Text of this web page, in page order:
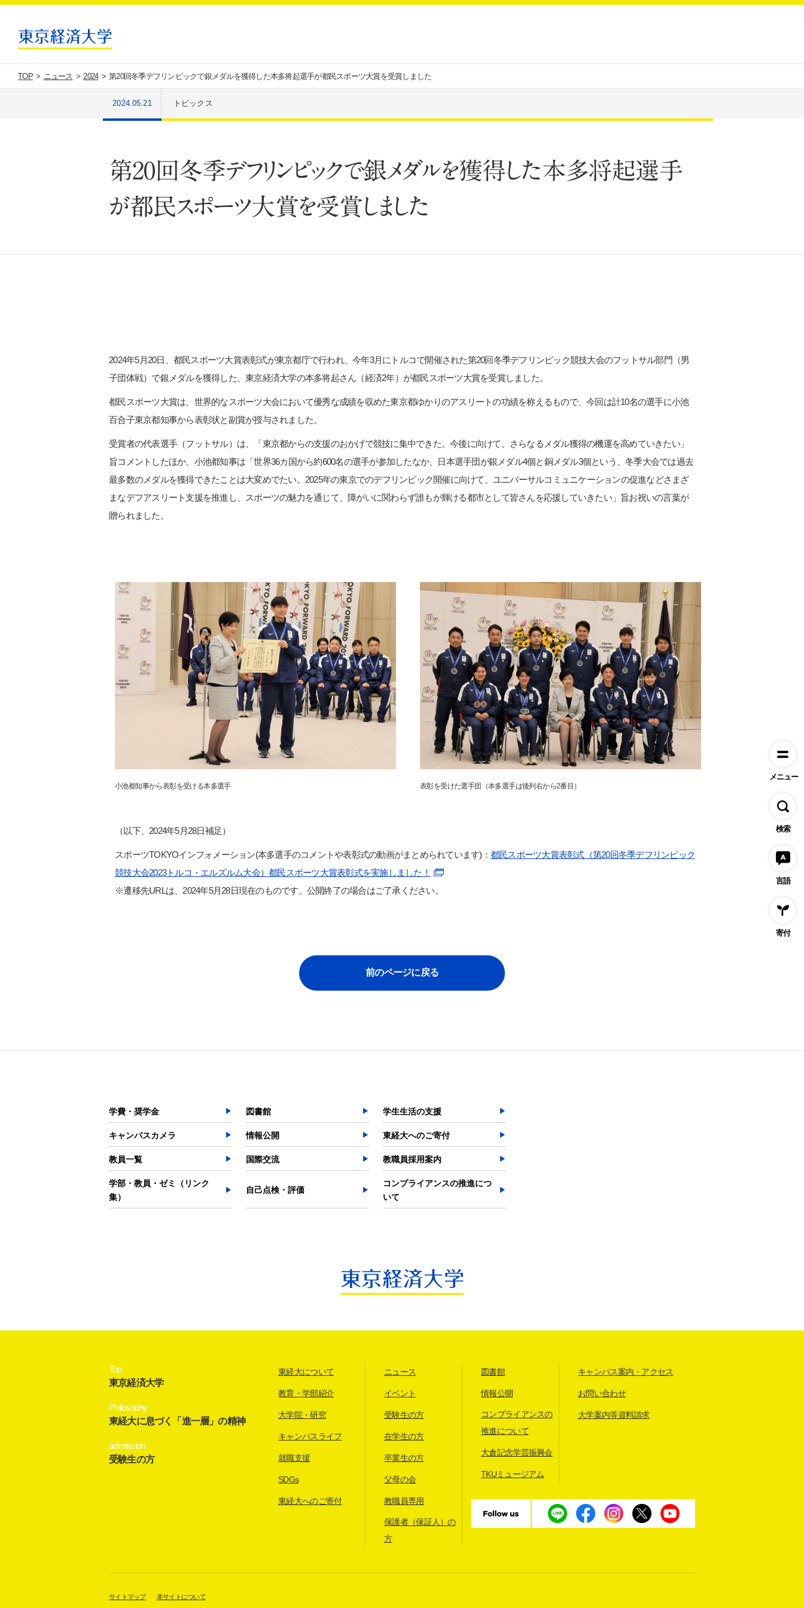
メニュー
検索
言語
寄付
サイト内検索
よく検索されるページ
学部入試情報
TOP ニュース 2024 第20回冬季デフリンピックで銀メダルを獲得した本多将起選手が都民スポーツ大賞を受賞しました
2024.05.21 トピックス
第20回冬季デフリンピックで銀メダルを獲得した本多将起選手
が都民スポーツ大賞を受賞しました
2024年5月20日、都民スポーツ大賞表彰式が東京都庁で行われ、今年3月にトルコで開催された第20回冬季デフリンピック競技大会のフットサル部門（男
子団体戦）で銀メダルを獲得した、東京経済大学の本多将起さん（経済2年）が都民スポーツ大賞を受賞しました。
都民スポーツ大賞は、世界的なスポーツ大会において優秀な成績を収めた東京都ゆかりのアスリートの功績を称えるもので、今回は計10名の選手に小池
百合子東京都知事から表彰状と副賞が授与されました。
受賞者の代表選手（フットサル）は、「東京都からの支援のおかげで競技に集中できた。今後に向けて、さらなるメダル獲得の機運を高めていきたい」
旨コメントしたほか、小池都知事は「世界36カ国から約600名の選手が参加したなか、日本選手団が銀メダル4個と銅メダル3個という、冬季大会では過去
最多数のメダルを獲得できたことは大変めでたい。2025年の東京でのデフリンピック開催に向けて、ユニバーサルコミュニケーションの促進などさまざ
まなデフアスリート支援を推進し、スポーツの魅力を通じて、障がいに関わらず誰もが輝ける都市として皆さんを応援していきたい」旨お祝いの言葉が
贈られました。
小池都知事から表彰を受ける本多選手 表彰を受けた選手団（本多選手は後列右から2番目）
（以下、2024年5月28日補足）
スポーツTOKYOインフォメーション(本多選手のコメントや表彰式の動画がまとめられています)： 都民スポーツ大賞表彰式（第20回冬季デフリンピック
競技大会2023トルコ・エルズルム大会）都民スポーツ大賞表彰式を実施しました！
※遷移先URLは、2024年5月28日現在のものです。公開終了の場合はご了承ください。
前のページに戻る
学費・奨学金 図書館 学生生活の支援
キャンパスカメラ 情報公開 東経大へのご寄付
教員一覧 国際交流 教職員採用案内
学部・教員・ゼミ（リンク
集）
自己点検・評価
コンプライアンスの推進につ
いて
Top
東京経済大学
Philosophy
東経大に息づく「進一層」の精神
admission
受験生の方
東経大について
教育・学部紹介
大学院・研究
キャンパスライフ
就職支援
SDGs
東経大へのご寄付
ニュース
イベント
受験生の方
在学生の方
卒業生の方
父母の会
教職員専用
保護者（保証人）の
方
図書館
情報公開
コンプライアンスの
推進について
大倉記念学芸振興会
TKUミュージアム
キャンパス案内・アクセス
お問い合わせ
大学案内等資料請求
サイトマップ 本サイトについて